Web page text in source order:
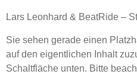
Lars Leonhard & BeatRide –
Sie sehen gerade einen
auf den eigentlichen Inhalt
Schaltfläche unten. Bitte